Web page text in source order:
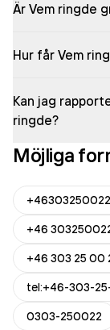
Är Vem ringde
Hur får Vem
Kan jag
ringde?
Möjliga
+46303250022
+46
+46 303 25 00
tel:+46-303-
0303-250022